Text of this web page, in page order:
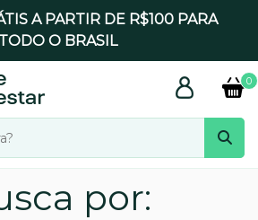
A PARTIR DE R$100 PARA
TODO O BRASIL
0
por: